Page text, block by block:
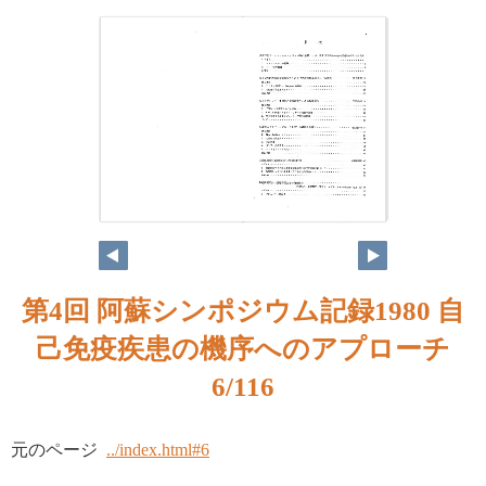
第4回 阿蘇シンポジウム記録1980 自
己免疫疾患の機序へのアプローチ
6/116
元のページ ../index.html#6